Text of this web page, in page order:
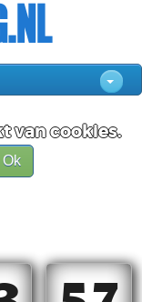
van cookies.
Ok